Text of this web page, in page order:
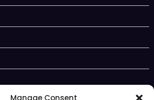
Manage Consent